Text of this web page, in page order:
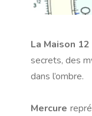
La Maison 12
secrets, des
dans l’ombre.
Mercure